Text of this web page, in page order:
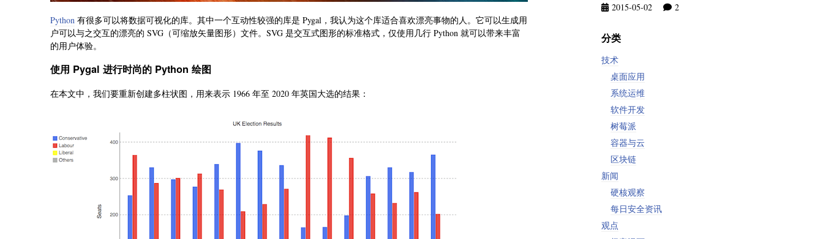
Python 有很多可以将数据可视化的库。其中一个互动性较强的库是 Pygal，我认为这个库适合喜欢漂亮事物的人。它可以生成用
户可以与之交互的漂亮的 SVG（可缩放矢量图形）文件。SVG 是交互式图形的标准格式，仅使用几行 Python 就可以带来丰富
的用户体验。
使用 Pygal 进行时尚的 Python 绘图
在本文中，我们要重新创建多柱状图，用来表示 1966 年至 2020 年英国大选的结果：
2015-05-02
2
分类
技术
桌面应用
系统运维
软件开发
树莓派
容器与云
区块链
新闻
硬核观察
每日安全资讯
观点